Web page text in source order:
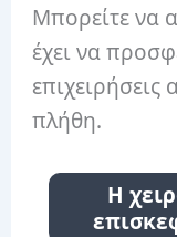
Μπορείτε να
έχει να
επιχειρήσεις
πλήθη.
Η